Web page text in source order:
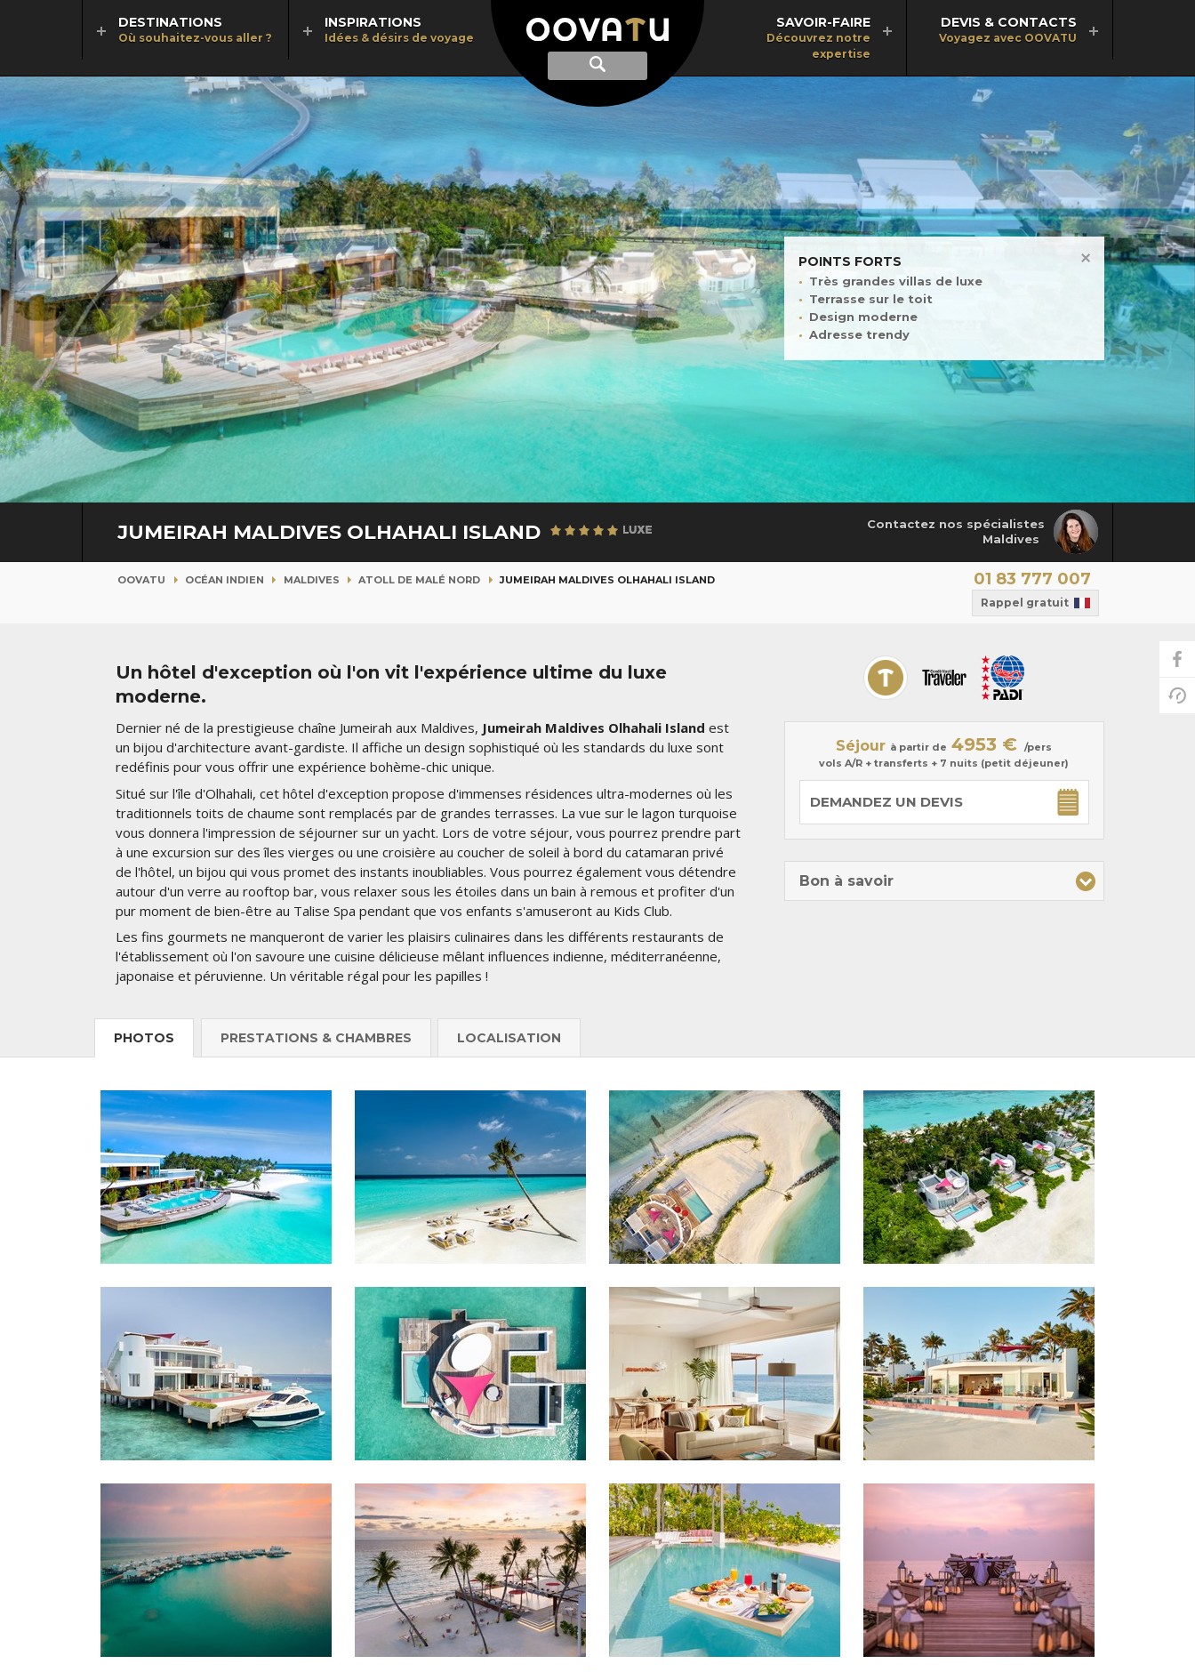
Afficher
recherche
Recherche
DESTINATIONS
Où souhaitez-vous aller ?
INSPIRATIONS
Idées & désirs de voyage
SAVOIR-FAIRE
Découvrez notre
expertise
DEVIS & CONTACTS
Voyagez avec OOVATU
POINTS FORTS
Très grandes villas de luxe
Terrasse sur le toit
Design moderne
Adresse trendy
JUMEIRAH MALDIVES OLHAHALI ISLAND
Contactez nos spécialistes
Maldives
OOVATU OCÉAN INDIEN MALDIVES ATOLL DE MALÉ NORD JUMEIRAH MALDIVES OLHAHALI ISLAND 01 83 777 007
Rappel gratuit
Un hôtel d'exception où l'on vit l'expérience ultime du luxe
moderne.
Dernier né de la prestigieuse chaîne Jumeirah aux Maldives, Jumeirah Maldives Olhahali Island est
un bijou d'architecture avant-gardiste. Il affiche un design sophistiqué où les standards du luxe sont
redéfinis pour vous offrir une expérience bohème-chic unique.
Situé sur l'île d'Olhahali, cet hôtel d'exception propose d'immenses résidences ultra-modernes où les
traditionnels toits de chaume sont remplacés par de grandes terrasses. La vue sur le lagon turquoise
vous donnera l'impression de séjourner sur un yacht. Lors de votre séjour, vous pourrez prendre part
à une excursion sur des îles vierges ou une croisière au coucher de soleil à bord du catamaran privé
de l'hôtel, un bijou qui vous promet des instants inoubliables. Vous pourrez également vous détendre
autour d'un verre au rooftop bar, vous relaxer sous les étoiles dans un bain à remous et profiter d'un
pur moment de bien-être au Talise Spa pendant que vos enfants s'amuseront au Kids Club.
Les fins gourmets ne manqueront de varier les plaisirs culinaires dans les différents restaurants de
l'établissement où l'on savoure une cuisine délicieuse mêlant influences indienne, méditerranéenne,
japonaise et péruvienne. Un véritable régal pour les papilles !
Séjour à partir de 4953 € /pers
vols A/R + transferts + 7 nuits (petit déjeuner)
DEMANDEZ UN DEVIS
Bon à savoir
PHOTOS PRESTATIONS & CHAMBRES LOCALISATION